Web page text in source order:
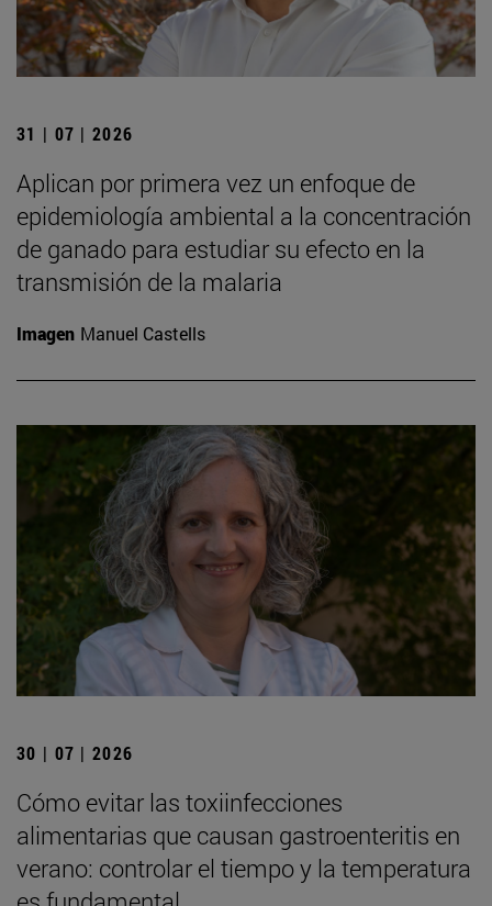
31 | 07 | 2026
Aplican por primera vez un enfoque de
epidemiología ambiental a la concentración
de ganado para estudiar su efecto en la
transmisión de la malaria
Imagen Manuel Castells
30 | 07 | 2026
Cómo evitar las toxiinfecciones
alimentarias que causan gastroenteritis en
verano: controlar el tiempo y la temperatura